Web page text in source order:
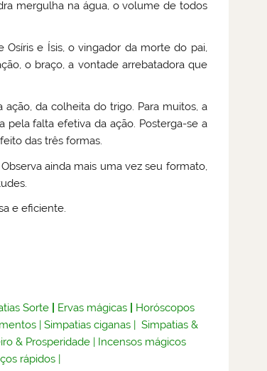
mergulha na água, o volume de todos
e Ísis, o vingador da morte do pai,
o braço, a vontade arrebatadora que
da colheita do trigo. Para muitos, a
falta efetiva da ação. Posterga-se a
das três formas.
ainda mais uma vez seu formato,
e eficiente.
Sorte Ervas mágicas
Horóscopos
|Simpatias ciganas |Simpatias &
& Prosperidade | Incensos mágicos
rápidos |